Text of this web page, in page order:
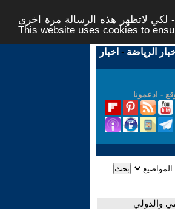
لاتظهر هذه الرسالة مرة اخرى -
This website uses cookies to
الرياضة - اخبار
- ادعمونا
والدولي